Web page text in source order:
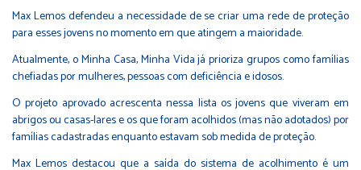
Max Lemos defendeu a necessidade de se criar uma rede de proteção
para esses jovens no momento em que atingem a maioridade.
Atualmente, o Minha Casa, Minha Vida já prioriza grupos como famílias
chefiadas por mulheres, pessoas com deficiência e idosos.
O projeto aprovado acrescenta nessa lista os jovens que viveram em
abrigos ou casas-lares e os que foram acolhidos (mas não adotados) por
famílias cadastradas enquanto estavam sob medida de proteção.
Max Lemos destacou que a saída do sistema de acolhimento é um